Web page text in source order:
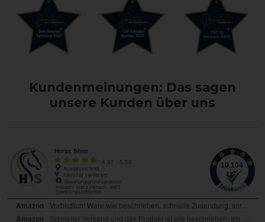
Kundenmeinungen: Das sagen
unsere Kunden über uns